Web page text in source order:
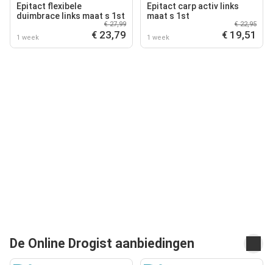
Epitact flexibele
duimbrace links maat s 1st
1 week
€ 27,99
€ 23,79
Epitact carp activ links
maat s 1st
1 week
€ 22,95
€ 19,51
De Online Drogist aanbiedingen